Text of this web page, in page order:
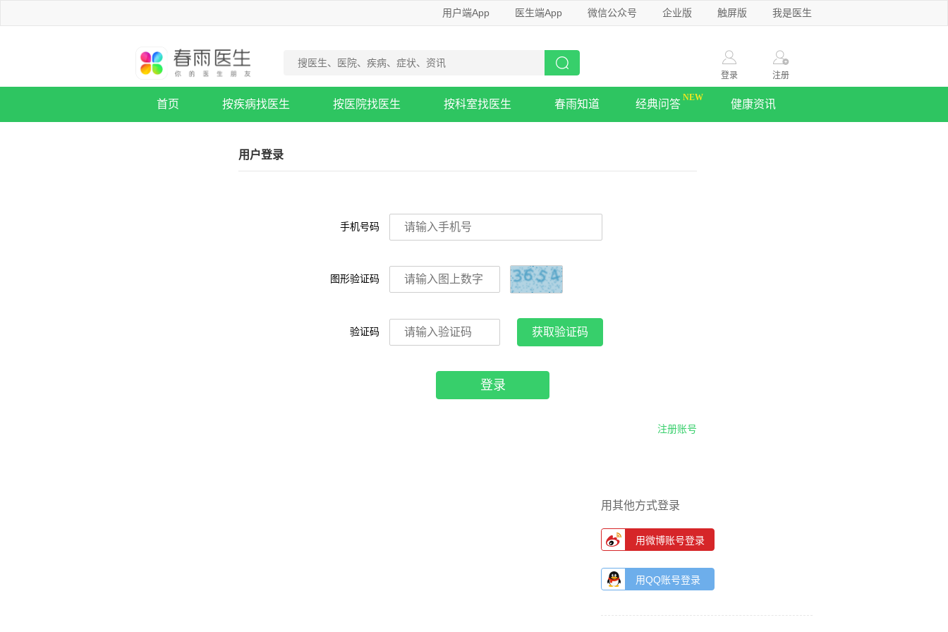
用户端App 医生端App 微信公众号 企业版 触屏版 我是医生
登录 注册
首页 按疾病找医生 按医院找医生 按科室找医生 春雨知道 经典问答 健康资讯
用户登录
手机号码
图形验证码
验证码 获取验证码
登录
注册账号
用其他方式登录
用微博账号登录
用QQ账号登录